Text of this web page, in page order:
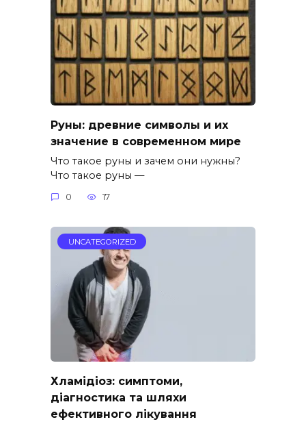
Руны: древние символы и их
значение в современном мире
Что такое руны и зачем они нужны?
Что такое руны —
0 17
UNCATEGORIZED
Хламідіоз: симптоми,
діагностика та шляхи
ефективного лікування